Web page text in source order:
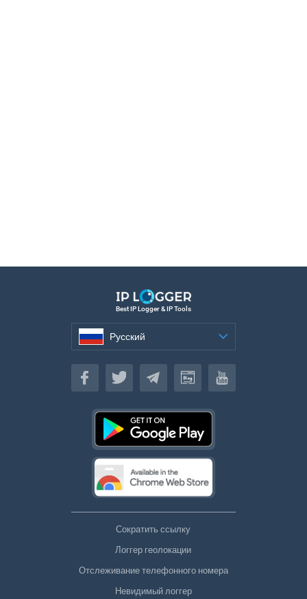
Best IP Logger & IP Tools
Русский
Русский
Сократить ссылку
Логгер геолокации
Отслеживание телефонного номера
Невидимый логгер